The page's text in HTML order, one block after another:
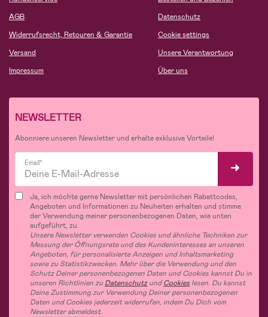
AGB
Widerrufsrecht, Retouren & Garantie
Versand
Impressum
Datenschutz
Cookie settings
Unsere Verantwortung
Über uns
NEWSLETTER
Abonniere unseren Newsletter und erhalte exklusive Vorteile!
Email*
Ja, ich möchte gerne Newsletter mit persönlichen Rabattcodes,
Angeboten und Informationen zu Neuheiten erhalten und stimme
der Verwendung meiner personenbezogenen Daten, wie unten
aufgeführt, zu.
Unsere Newsletter verwenden Cookies und ähnliche Techniken zur
Messung der Öffnungsrate und des Kundeninteresses an unseren
Angeboten, für personalisierte Anzeigen und Inhaltsmarketing
sowie zu Statistikzwecken. Mehr über die Verwendung und den
Schutz Deiner personenbezogenen Daten und Cookies kannst Du in
unseren Richtlinien zu DatenschutzundCookies lesen. Du kannst
Deine Zustimmung zur Verwendung Deiner personenbezogenen
Daten und Cookies jederzeit widerrufen, indem Du Dich vom
Newsletter abmeldest.